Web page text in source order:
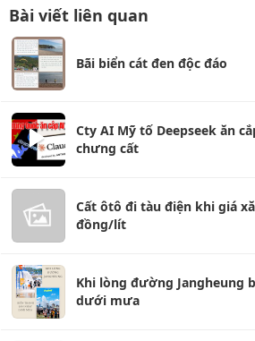
Bài viết liên quan
Bãi biển cát đen độc đáo
Cty AI Mỹ tố Deepseek ăn
chưng cất
Cất ôtô đi tàu điện khi giá
đồng/lít
Khi lòng đường Jangheung
dưới mưa